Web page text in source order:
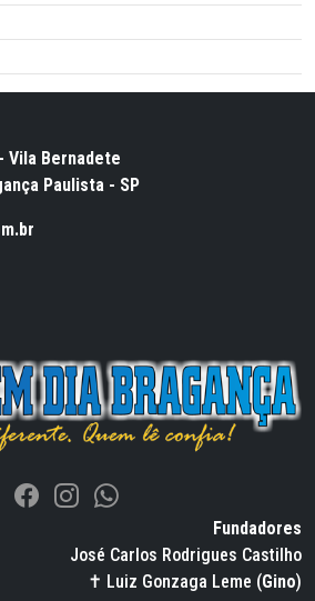
Vila Bernadete
Paulista - SP
Fundadores
José Carlos Rodrigues Castilho
✝ Luiz Gonzaga Leme (Gino)